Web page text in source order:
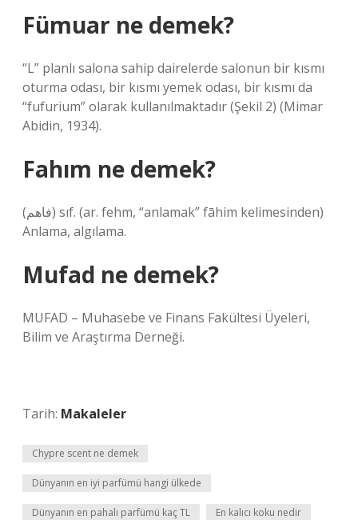
Fümuar ne demek?
“L” planlı salona sahip dairelerde salonun bir kısmı
oturma odası, bir kısmı yemek odası, bir kısmı da
“fufurium” olarak kullanılmaktadır (Şekil 2) (Mimar
Abidin, 1934).
Fahım ne demek?
(ﻓﺎﻫﻢ) sıf. (ar. fehm, “anlamak” fāhim kelimesinden)
Anlama, algılama.
Mufad ne demek?
MUFAD – Muhasebe ve Finans Fakültesi Üyeleri,
Bilim ve Araştırma Derneği.
Tarih: Makaleler
Chypre scent ne demek
Dünyanın en iyi parfümü hangi ülkede
Dünyanın en pahalı parfümü kaç TL En kalıcı koku nedir